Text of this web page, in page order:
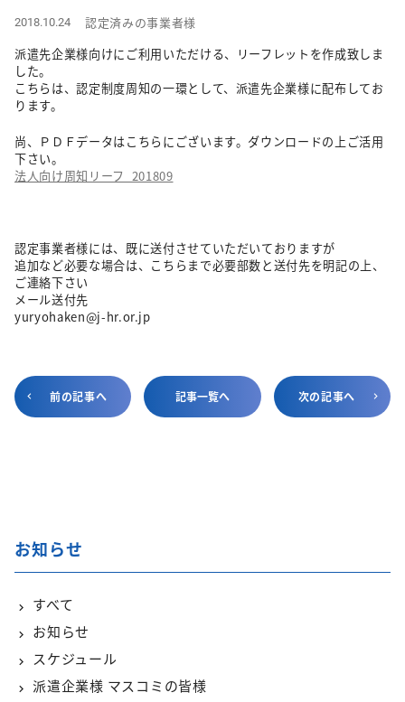
2018.10.24
認定済みの事業者様
派遣先企業様向けにご利用いただける、リーフレットを作成致しま
した。
こちらは、認定制度周知の一環として、派遣先企業様に配布してお
ります。
尚、ＰＤＦデータはこちらにございます。ダウンロードの上ご活用
下さい。
法人向け周知リーフ_201809
認定事業者様には、既に送付させていただいておりますが
追加など必要な場合は、こちらまで必要部数と送付先を明記の上、
ご連絡下さい
メール送付先
yuryohaken@j-hr.or.jp
前の記事へ 記事一覧へ 次の記事へ
お知らせ
すべて
お知らせ
スケジュール
派遣企業様 マスコミの皆様